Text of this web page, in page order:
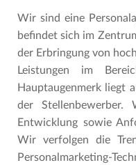
Wir sind eine
befindet sich im
der Erbringung von
Leistungen im
Hauptaugenmerk liegt
der
Entwicklung sowie
Wir verfolgen die
Personalmarketing-